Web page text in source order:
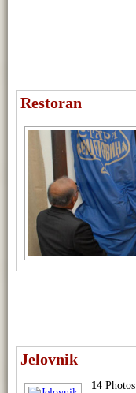
Restoran
Jelovnik
14 Photos